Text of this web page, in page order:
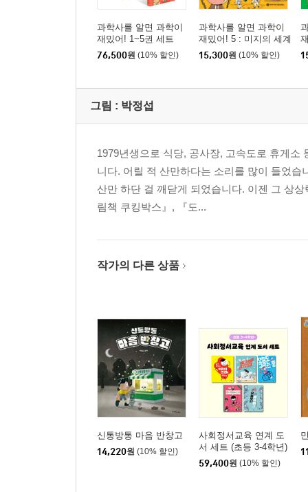
과학사를 알면 과학이
재밌어! 1~5권 세트
76,500원 (10% 할인)
과학사를 알면 과학이
재밌어! 5 : 미지의 세계
15,300원 (10% 할인)
그림 : 박정섭
1979년생으로 식당, 공사장, 고속도로 휴게
니다. 어릴 적 산만하다는 소리를 많이 들었
산만 하단 걸 깨닫게 되었습니다. 이젠 그 상
림책 쿠킹박스』, 『도...
작가의 다른 상품
신통방통 마음 반창고
14,220원 (10% 할인)
사회정서교육 연계 도
서 세트 (초등 3-4학년)
59,400원 (10% 할인)